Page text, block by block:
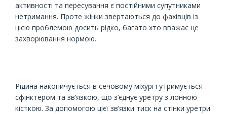
активності та пересування є постійними супутниками
нетримання. Проте жінки звертаються до фахівців із
цією проблемою досить рідко, багато хто вважає це
захворювання нормою.
Рідина накопичується в сечовому міхурі і утримується
сфінктером та зв’язкою, що з’єднує уретру з лонною
кісткою. За допомогою цієї зв’язки тиск на стінки уретри